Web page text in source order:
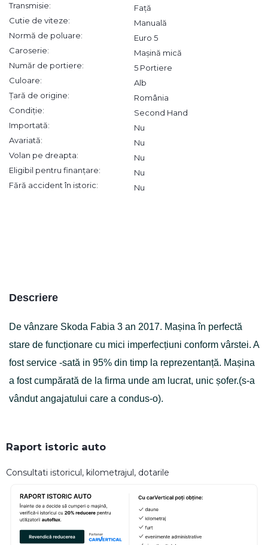
Transmisie:
Față
Cutie de viteze:
Manuală
Normă de poluare:
Euro 5
Caroserie:
Mașină mică
Număr de portiere:
5 Portiere
Culoare:
Alb
Țară de origine:
România
Condiție:
Second Hand
Importată:
Nu
Avariată:
Nu
Volan pe dreapta:
Nu
Eligibil pentru finanțare:
Nu
Fără accident în istoric:
Nu
Descriere
De vânzare Skoda Fabia 3 an 2017. Mașina în perfectă
stare de funcționare cu mici imperfecțiuni conform vârstei. A
fost service -sată in 95% din timp la reprezentanță. Mașina
a fost cumpărată de la firma unde am lucrat, unic șofer.(s-a
vândut angajatului care a condus-o).
Raport istoric auto
Consultati istoricul, kilometrajul, dotarile